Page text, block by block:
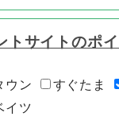
トサイトのポ
ウン すぐたま
イツ